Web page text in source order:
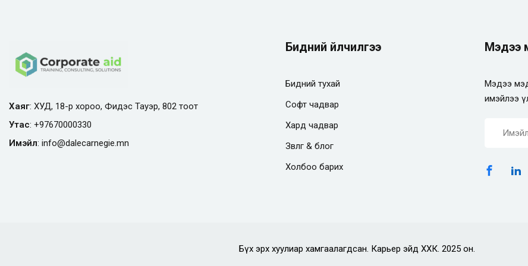
Хаяг: ХУД, 18-р хороо, Фидэс Тауэр, 802 тоот
Утас: +97670000330
Имэйл: info@dalecarnegie.mn
Бидний үйлчилгээ
Бидний тухай
Софт чадвар
Хард чадвар
Зөвлөгөө & блог
Холбоо барих
Мэдээ
Мэдээ
имэйлээ
Бүх эрх хуулиар хамгаалагдсан. Карьер эйд ХХК. 2025 он.